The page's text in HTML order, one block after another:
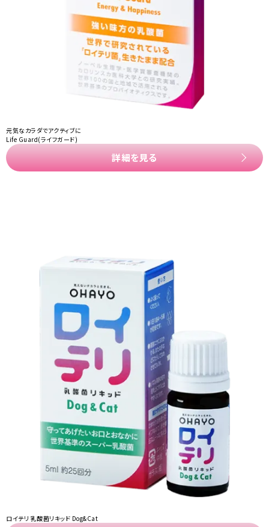
元気なカラダでアクティブに
Life Guard(ライフガード)
詳細を見る
ロイテリ 乳酸菌リキッド Dog&Cat